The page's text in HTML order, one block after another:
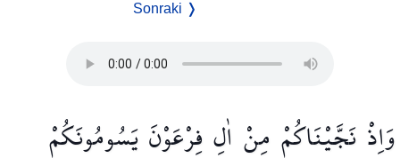
Sonraki ❭
وَاِذْ نَجَّيْنَاكُمْ مِنْ اٰلِفِرْعَوْنَيَسُومُونَكُمْ